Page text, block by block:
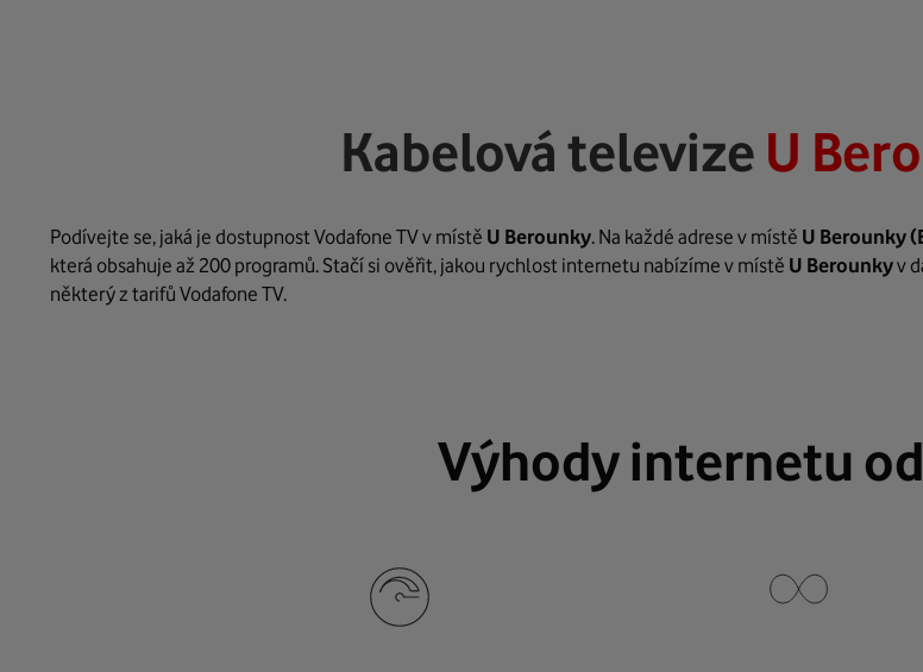
Kabelová televize U
Podívejte se, jaká je dostupnost Vodafone TV v místě U Berounky. Na každé adrese v místě U Berounky
která obsahuje až 200 programů. Stačí si ověřit, jakou rychlost internetu nabízíme v místě U Berounkyv
některý z tarifů Vodafone TV.
Výhody internetu